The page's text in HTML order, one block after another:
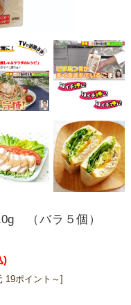
（バラ５個）
)
19ポイント～]